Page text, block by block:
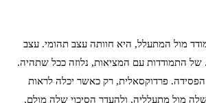
מול המתעלל, היא חוותה עצב תהומי. עצב
התמודדות עם המציאות, נלוזה ככל שתהיה.
הפסידה. פרדוקסאלית, רק כאשר יכלה לראות
מול מתעלליה, ולהעדר הסיכוי שלה מולם,